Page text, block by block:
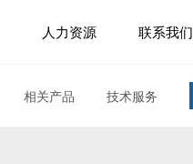
人力资源 联系我们
相关产品 技术服务